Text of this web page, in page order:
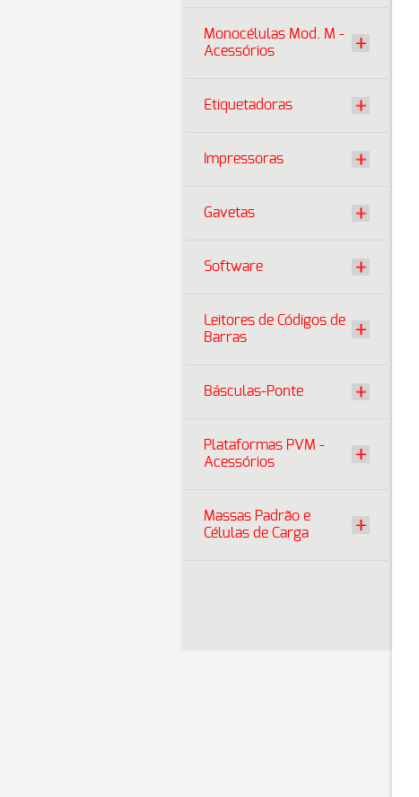
Monocélulas Mod. M -
Acessórios
Etiquetadoras
Impressoras
Gavetas
Software
Leitores de Códigos de
Barras
Básculas-Ponte
Plataformas PVM -
Acessórios
Massas Padrão e
Células de Carga